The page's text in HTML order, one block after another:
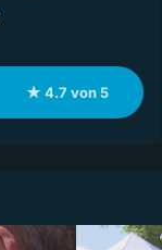
★ 4.7 von 5